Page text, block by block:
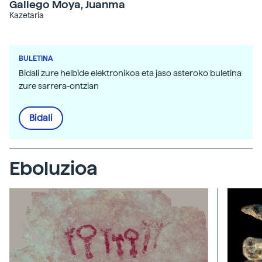
Gallego Moya, Juanma
Kazetaria
BULETINA
Bidali zure helbide elektronikoa eta jaso asteroko buletina
zure sarrera-ontzian
Bidali
Eboluzioa